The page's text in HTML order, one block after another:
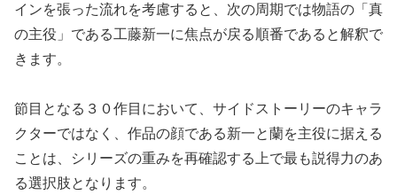
インを張った流れを考慮すると、次の周期では物語の「真
の主役」である工藤新一に焦点が戻る順番であると解釈で
きます。
節目となる３０作目において、サイドストーリーのキャラ
クターではなく、作品の顔である新一と蘭を主役に据える
ことは、シリーズの重みを再確認する上で最も説得力のあ
る選択肢となります。